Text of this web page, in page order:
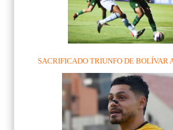
SACRIFICADO TRIUNFO DE BOLÍVAR